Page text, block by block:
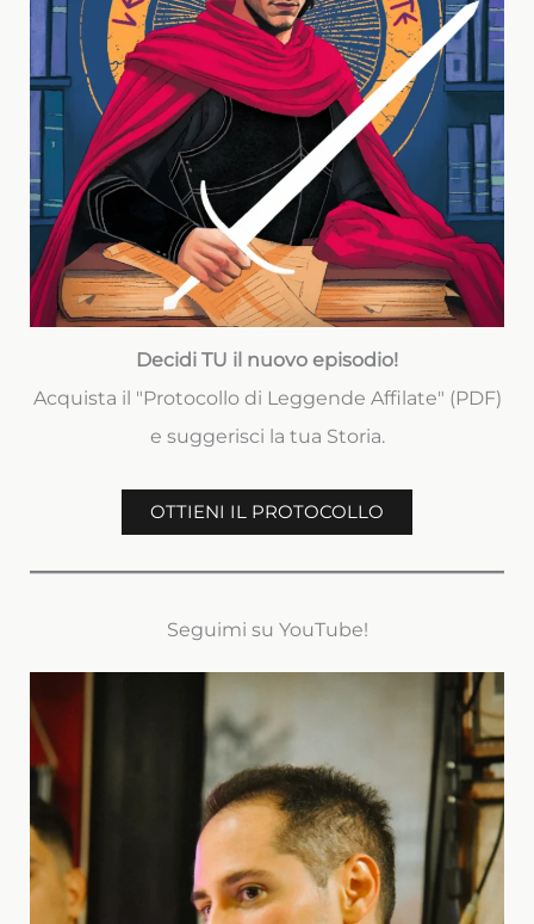
Decidi TU il nuovo episodio!
Acquista il "Protocollo di Leggende Affilate" (PDF)
e suggerisci la tua Storia.
OTTIENI IL PROTOCOLLO
Seguimi su YouTube!